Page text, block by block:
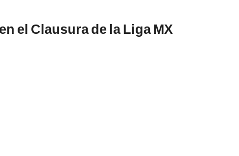
el Clausura de la Liga MX